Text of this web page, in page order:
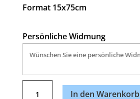
Format 15x75cm
Persönliche Widmung
In den Warenkorb
A